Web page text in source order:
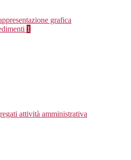
grafica
1
attività amministrativa